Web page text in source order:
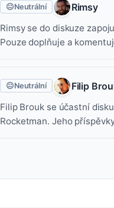
😐Neutrální Rimsy
Rimsy se do diskuze
Pouze doplňuje a
😐Neutrální Filip
Filip Brouk se účastní
Rocketman. Jeho